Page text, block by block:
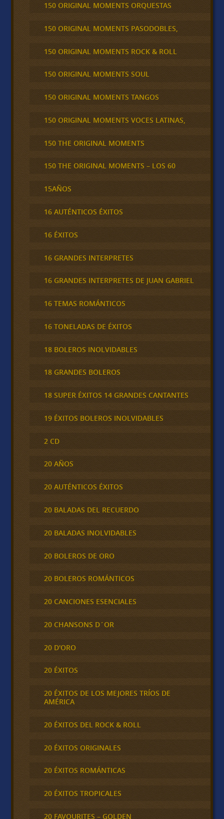
150 ORIGINAL MOMENTS ORQUESTAS
150 ORIGINAL MOMENTS PASODOBLES,
150 ORIGINAL MOMENTS ROCK & ROLL
150 ORIGINAL MOMENTS SOUL
150 ORIGINAL MOMENTS TANGOS
150 ORIGINAL MOMENTS VOCES LATINAS,
150 THE ORIGINAL MOMENTS
150 THE ORIGINAL MOMENTS – LOS 60
15AÑOS
16 AUTÉNTICOS ÉXITOS
16 ÉXITOS
16 GRANDES INTERPRETES
16 GRANDES INTERPRETES DE JUAN GABRIEL
16 TEMAS ROMÁNTICOS
16 TONELADAS DE ÉXITOS
18 BOLEROS INOLVIDABLES
18 GRANDES BOLEROS
18 SUPER ÉXITOS 14 GRANDES CANTANTES
19 ÉXITOS BOLEROS INOLVIDABLES
2 CD
20 AÑOS
20 AUTÉNTICOS ÉXITOS
20 BALADAS DEL RECUERDO
20 BALADAS INOLVIDABLES
20 BOLEROS DE ORO
20 BOLEROS ROMÁNTICOS
20 CANCIONES ESENCIALES
20 CHANSONS D´OR
20 D'ORO
20 ÉXITOS
20 ÉXITOS DE LOS MEJORES TRÍOS DE
AMÉRICA
20 ÉXITOS DEL ROCK & ROLL
20 ÉXITOS ORIGINALES
20 ÉXITOS ROMÁNTICAS
20 ÉXITOS TROPICALES
20 FAVOURITES – GOLDEN